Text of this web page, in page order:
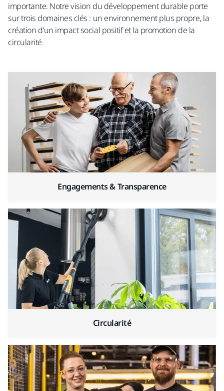
importante. Notre vision du développement durable porte
sur trois domaines clés : un environnement plus propre, la
création d'un impact social positif et la promotion de la
circularité.
Engagements & Transparence
Circularité